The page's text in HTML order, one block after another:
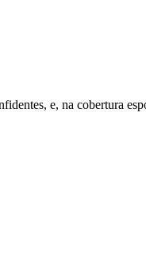
e, na cobertura